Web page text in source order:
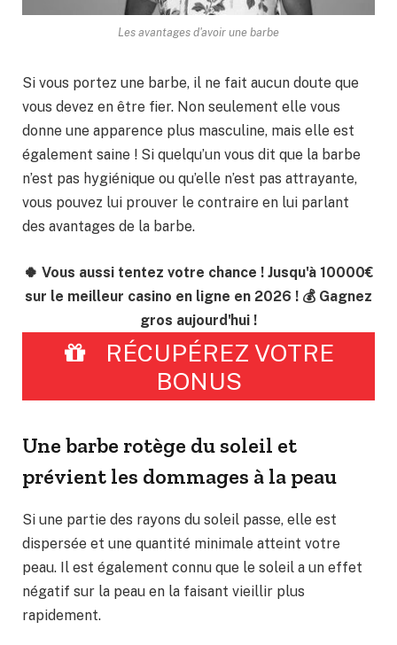
Les avantages d'avoir une barbe
Si vous portez une barbe, il ne fait aucun doute que
vous devez en être fier. Non seulement elle vous
donne une apparence plus masculine, mais elle est
également saine ! Si quelqu’un vous dit que la barbe
n’est pas hygiénique ou qu’elle n’est pas attrayante,
vous pouvez lui prouver le contraire en lui parlant
des avantages de la barbe.
🍀 Vous aussi tentez votre chance ! Jusqu'à 10000€
sur le meilleur casino en ligne en 2026 ! 💰 Gagnez
gros aujourd'hui !
RÉCUPÉREZ VOTRE
BONUS
Une barbe rotège du soleil et
prévient les dommages à la peau
Si une partie des rayons du soleil passe, elle est
dispersée et une quantité minimale atteint votre
peau. Il est également connu que le soleil a un effet
négatif sur la peau en la faisant vieillir plus
rapidement.